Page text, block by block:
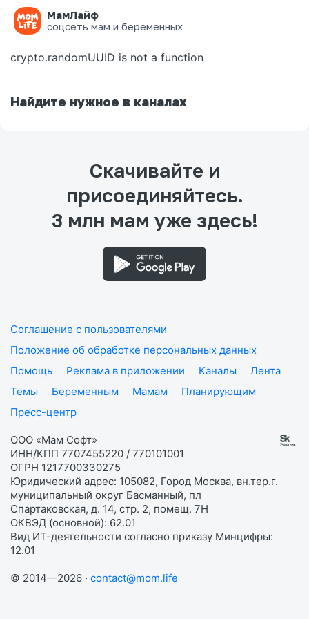
МамЛайф
соцсеть мам и беременных
Ошибка на странице
crypto.randomUUID is not a function
Найдите нужное в каналах
Скачивайте и
присоединяйтесь.
3 млн мам уже здесь!
Соглашение с пользователями
Положение об обработке персональных данных
Помощь
Реклама в приложении Каналы
Лента
Темы
Беременным Мамам
Планирующим
Пресс-центр
ООО «Мам Софт»
ИНН/КПП 7707455220 / 770101001
ОГРН 1217700330275
Юридический адрес: 105082, Город Москва, вн.тер.г.
муниципальный округ Басманный, пл
Спартаковская, д. 14, стр. 2, помещ. 7Н
ОКВЭД (основной): 62.01
Вид ИТ-деятельности согласно приказу Минцифры:
12.01
© 2014—2026 · contact@mom.life